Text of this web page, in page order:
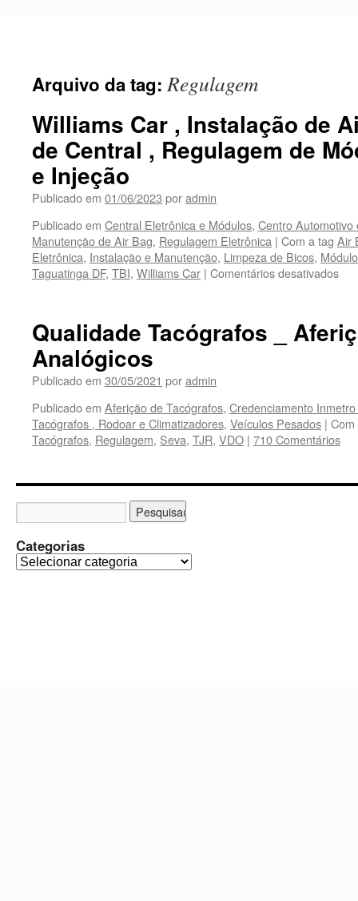
Arquivo da tag:Regulagem
Williams Car , Instalação de
de Central , Regulagem de
e Injeção
Publicado em 01/06/2023 poradmin
Publicado em Central Eletrônica e Módulos, Centro Automotivo
Manutenção de Air Bag, Regulagem Eletrônica | Com a tag Air
Eletrônica, Instalação e Manutenção, Limpeza de Bicos,
Taguatinga DF, TBI, Williams Car | Comentários desativados
,
de
Qualidade Tacógrafos _
Analógicos
Publicado em 30/05/2021 poradmin
Publicado em Aferição de Tacógrafos, Credenciamento
Tacógrafos , Rodoar e Climatizadores, Veículos Pesados |
Tacógrafos, Regulagem, Seva, TJR, VDO | 710 Comentários
Categorias
C